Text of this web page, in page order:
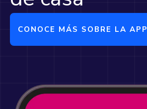
CONOCE MÁS SOBRE LA APP